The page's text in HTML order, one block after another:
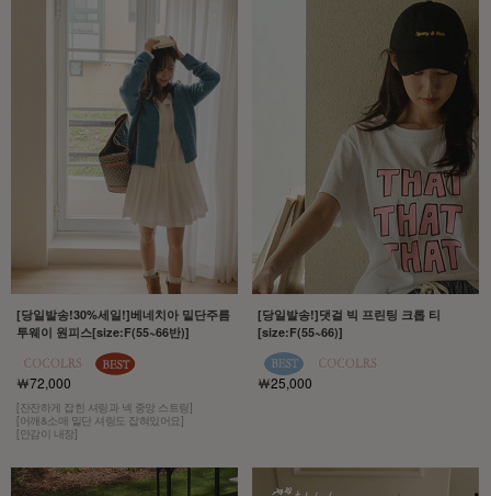
[당일발송!30%세일!]베네치아 밑단주름
투웨이 원피스[size:F(55~66반)]
￦72,000
[잔잔하게 잡힌 셔링과 넥 중앙 스트링]
[어깨&소매 밑단 셔링도 잡혀있어요]
[안감이 내장]
[당일발송!]댓걸 빅 프린팅 크롭 티
[size:F(55~66)]
￦25,000